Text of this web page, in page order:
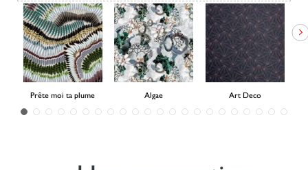
Prête moi ta plume Algae Art Deco